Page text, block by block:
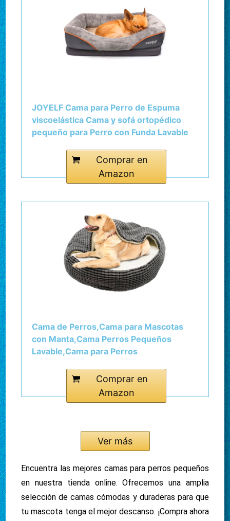
JOYELF Cama para Perro de Espuma
viscoelástica Cama y sofá ortopédico
pequeño para Perro con Funda Lavable
Comprar en
Amazon
Cama de Perros,Cama para Mascotas
con Manta,Cama Perros Pequeños
Lavable,Cama para Perros
Suave,Sofá para Perros 60x60x15cm,Se
Adapta a Mascotas de hasta 12kg
Comprar en
Amazon
Ver más
Encuentra las mejores camas para perros pequeños
en nuestra tienda online. Ofrecemos una amplia
selección de camas cómodas y duraderas para que
tu mascota tenga el mejor descanso. ¡Compra ahora